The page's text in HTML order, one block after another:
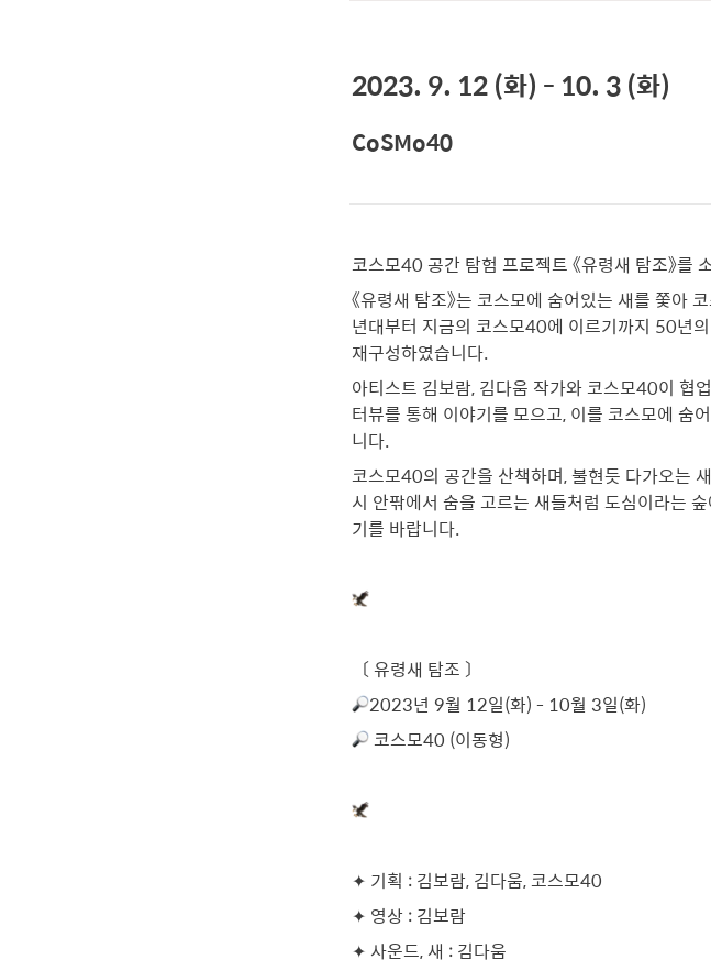
2023. 9. 12 (화) - 10. 3 (화)
CoSMo40
코스모40 공간 탐험 프로젝트 《유령새 탐조》를
《유령새 탐조》는 코스모에 숨어있는 새를 쫓
년대부터 지금의 코스모40에 이르기까지 50년
재구성하였습니다.
아티스트 김보람, 김다움 작가와 코스모40이 협
터뷰를 통해 이야기를 모으고, 이를 코스모에 숨
니다.
코스모40의 공간을 산책하며, 불현듯 다가오는
시 안팎에서 숨을 고르는 새들처럼 도심이라는
기를 바랍니다.
〔 유령새 탐조 〕
2023년 9월 12일(화) - 10월 3일(화)
코스모40 (이동형)
✦ 기획 : 김보람, 김다움, 코스모40
✦ 영상 : 김보람
✦ 사운드, 새 : 김다움